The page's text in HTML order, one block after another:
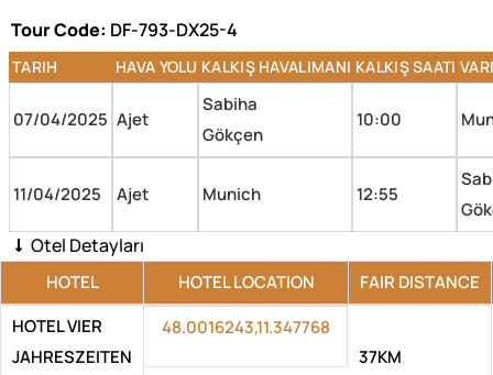
Tour Code: DF-793-DX25-4
Uçuş Detayları
TARIH HAVA YOLU KALKIŞ HAVALIMANI KALKIŞ SAATI
07/04/2025 Ajet
Sabiha
Gökçen
10:00
11/04/2025 Ajet Munich 12:55
Otel Detayları
HOTEL HOTEL LOCATION
FAIR DISTANCE
HOTEL VIER
JAHRESZEITEN
48.0016243,11.347768
37KM